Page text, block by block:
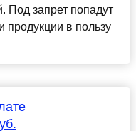
Под запрет попадут
продукции в пользу